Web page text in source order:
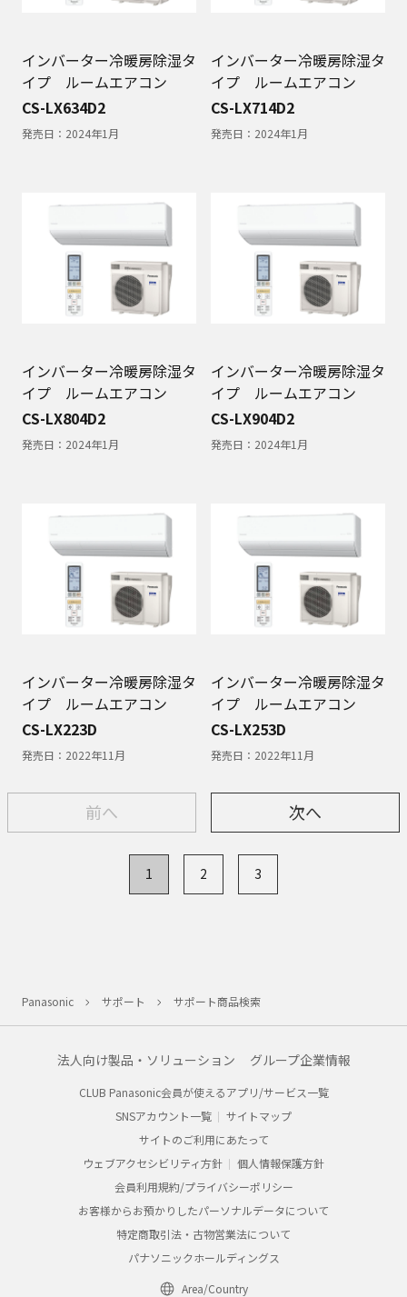
インバーター冷暖房除湿タ
イプ ルームエアコン
CS-LX634D2
発売日： 2024年1月
インバーター冷暖房除湿タ
イプ ルームエアコン
CS-LX714D2
発売日： 2024年1月
インバーター冷暖房除湿タ
イプ ルームエアコン
CS-LX804D2
発売日： 2024年1月
インバーター冷暖房除湿タ
イプ ルームエアコン
CS-LX904D2
発売日： 2024年1月
インバーター冷暖房除湿タ
イプ ルームエアコン
CS-LX223D
発売日： 2022年11月
インバーター冷暖房除湿タ
イプ ルームエアコン
CS-LX253D
発売日： 2022年11月
前へ
1 2 3
次へ
Panasonic サポート サポート商品検索
法人向け製品・ソリューション グループ企業情報
CLUB Panasonic会員が使えるアプリ/サービス一覧
SNSアカウント一覧
サイトマップ
サイトのご利用にあたって
ウェブアクセシビリティ方針
個人情報保護方針
会員利用規約/プライバシーポリシー
お客様からお預かりしたパーソナルデータについて
特定商取引法・古物営業法について
パナソニックホールディングス
Area/Country